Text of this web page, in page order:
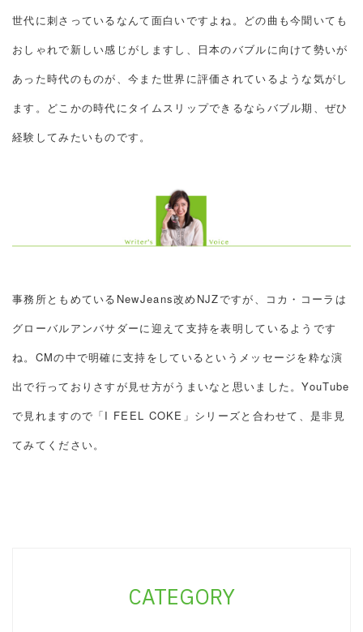
世代に刺さっているなんて面白いですよね。どの曲も今聞いても
おしゃれで新しい感じがしますし、日本のバブルに向けて勢いが
あった時代のものが、今また世界に評価されているような気がし
ます。どこかの時代にタイムスリップできるならバブル期、ぜひ
経験してみたいものです。
事務所ともめているNewJeans改めNJZですが、コカ・コーラは
グローバルアンバサダーに迎えて支持を表明しているようです
ね。CMの中で明確に支持をしているというメッセージを粋な演
出で行っておりさすが見せ方がうまいなと思いました。YouTube
で見れますので「I FEEL COKE」シリーズと合わせて、是非見
てみてください。
CATEGORY